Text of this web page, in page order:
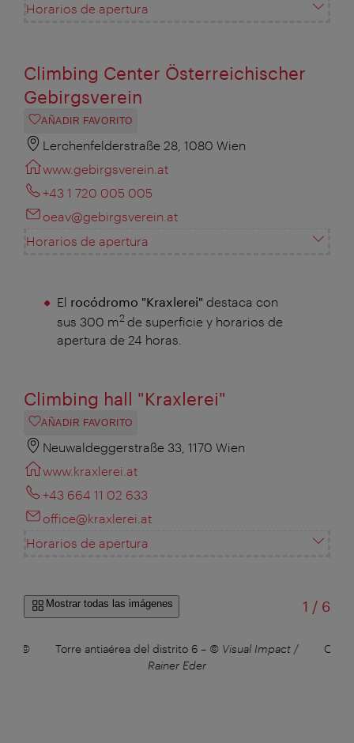
Horarios de apertura
Climbing Center Österreichischer
Gebirgsverein
AÑADIR FAVORITO
Lerchenfelderstraße 28, 1080 Wien
www.gebirgsverein.at
+43 1 720 005 005
oeav@gebirgsverein.at
Horarios de apertura
El rocódromo "Kraxlerei" destaca con
sus 300 m2de superficie y horarios de
apertura de 24 horas.
Climbing hall "Kraxlerei"
AÑADIR FAVORITO
Neuwaldeggerstraße 33, 1170 Wien
www.kraxlerei.at
+43 664 11 02 633
office@kraxlerei.at
Horarios de apertura
Mostrar todas las imágenes 1 /de
6
©
Torre antiaérea del distrito 6– © Visual Impact /
Rainer Eder